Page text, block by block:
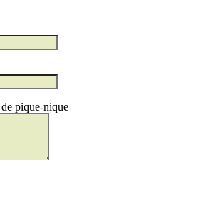
pique-nique